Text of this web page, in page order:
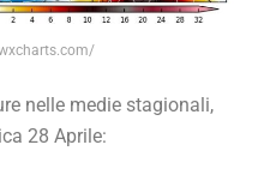
nelle medie stagionali,
28 Aprile: